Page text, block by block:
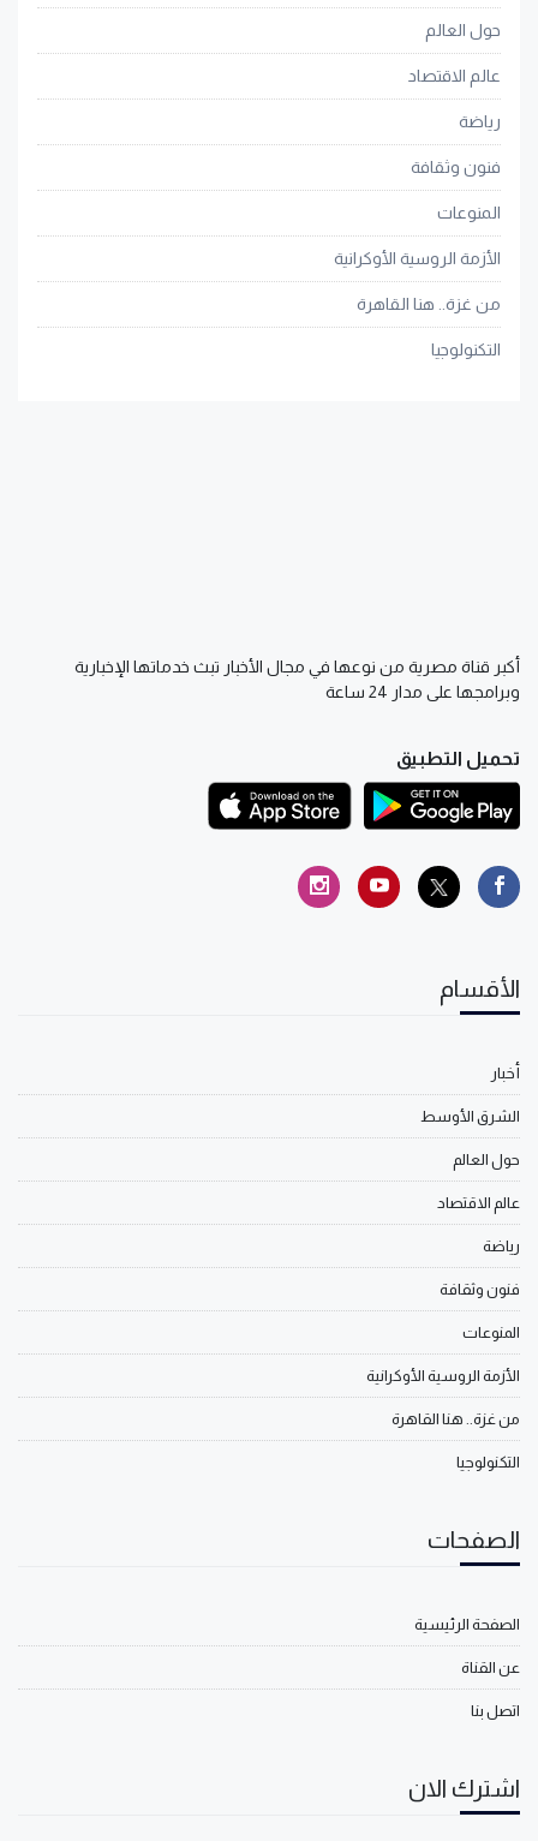
حول العالم
عالم الاقتصاد
رياضة
فنون وثقافة
المنوعات
الأزمة الروسية الأوكرانية
من غزة.. هنا القاهرة
التكنولوجيا
أكبر قناة مصرية من نوعها في مجال الأخبار تبث خدماتها الإخبارية
وبرامجها على مدار 24 ساعة
تحميل التطبيق
الأقسام
أخبار
الشرق الأوسط
حول العالم
عالم الاقتصاد
رياضة
فنون وثقافة
المنوعات
الأزمة الروسية الأوكرانية
من غزة.. هنا القاهرة
التكنولوجيا
الصفحات
الصفحة الرئيسية
عن القناة
اتصل بنا
اشترك الان